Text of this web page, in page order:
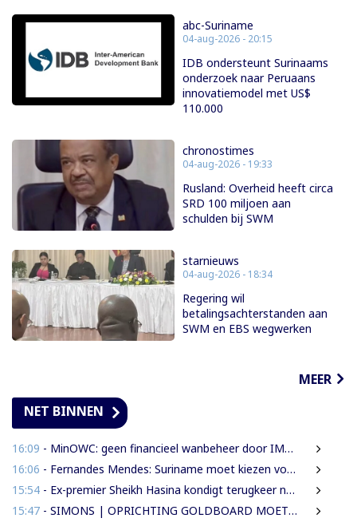
abc-Suriname
04-aug-2026 - 20:15
IDB ondersteunt Surinaams
onderzoek naar Peruaans
innovatiemodel met US$
110.000
chronostimes
04-aug-2026 - 19:33
Rusland: Overheid heeft circa
SRD 100 miljoen aan
schulden bij SWM
starnieuws
04-aug-2026 - 18:34
Regering wil
betalingsachterstanden aan
SWM en EBS wegwerken
MEER
NET BINNEN
16:09 - MinOWC: geen financieel wanbeheer door IMEAO-2-directeur, wel procedurele fouten
16:06 - Fernandes Mendes: Suriname moet kiezen voor presidentieel of parlementair stelsel
15:54 - Ex-premier Sheikh Hasina kondigt terugkeer naar Bangladesh aan ondanks doodstraf
15:47 - SIMONS | OPRICHTING GOLDBOARD MOET GOUDSECTOR ORDENEN EN STAATSINKOMSTEN VERHOGEN